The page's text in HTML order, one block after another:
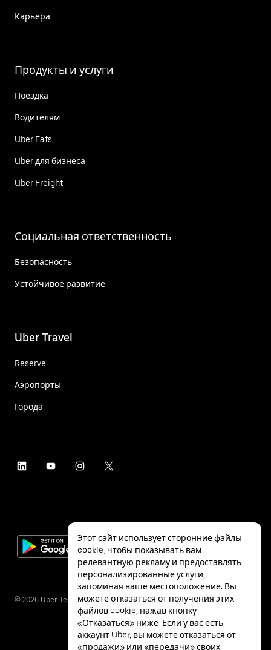
Карьера
Продукты и услуги
Поездка
Водителям
Uber Eats
Uber для бизнеса
Uber Freight
Социальная ответственность
Безопасность
Устойчивое развитие
Uber Travel
Reserve
Аэропорты
Города
© 2026 Uber Technologies Inc.
Этот сайт использует сторонние файлы
cookie, чтобы показывать вам
релевантную рекламу и предоставлять
персонализированные услуги,
запоминая ваше местоположение. Вы
можете отказаться от получения этих
файлов cookie, нажав кнопку
«Отказаться» ниже. Если у вас есть
аккаунт Uber, вы можете отказаться от
«продажи» или «передачи» своих